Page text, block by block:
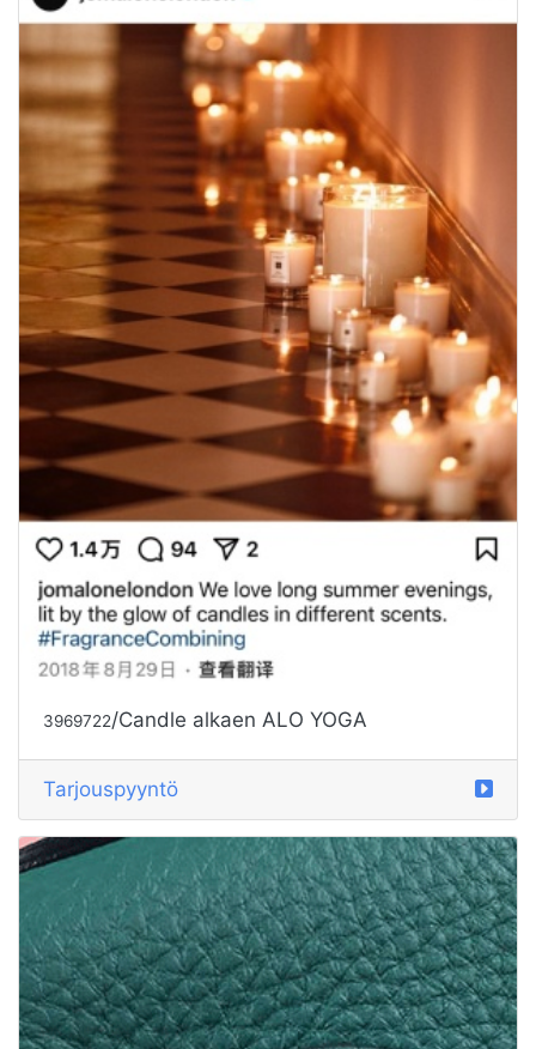
3969722/Candle alkaen ALO YOGA
Tarjouspyyntö